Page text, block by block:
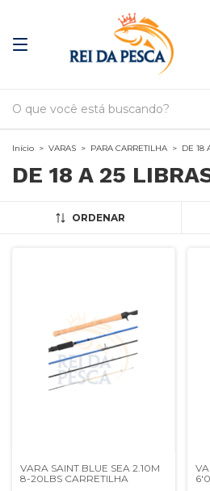
Início > VARAS > PARA CARRETILHA > DE 18
DE 18 A 25
ORDENAR
VARA SAINT BLUE SEA 2.10M
8-20LBS CARRETILHA